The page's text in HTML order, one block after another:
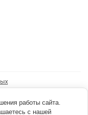
работы сайта.
с нашей